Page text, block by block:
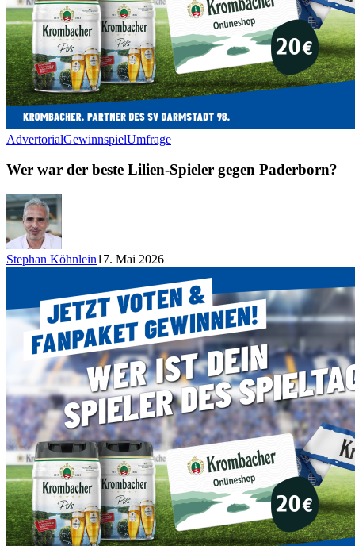
AdvertorialGewinnspielUmfrage
Wer war der beste Lilien-Spieler gegen Paderborn?
Stephan Köhnlein17. Mai 2026